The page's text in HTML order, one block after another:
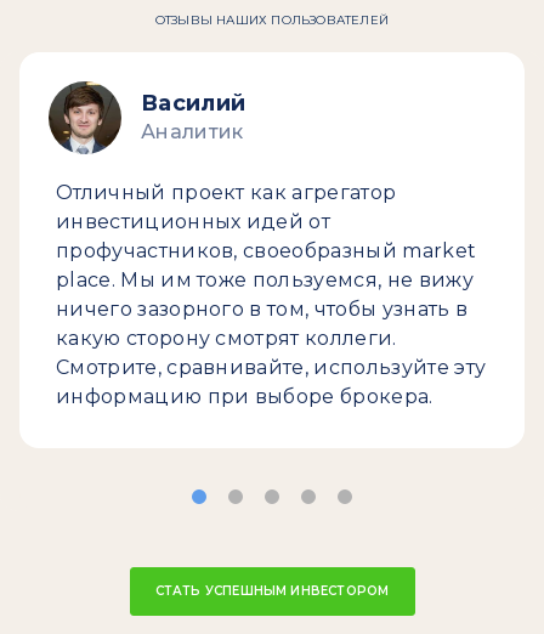
ОТЗЫВЫ НАШИХ ПОЛЬЗОВАТЕЛЕЙ
Василий
Аналитик
Отличный проект как агрегатор
инвестиционных идей от
профучастников, своеобразный market
place. Мы им тоже пользуемся, не вижу
ничего зазорного в том, чтобы узнать в
какую сторону смотрят коллеги.
Смотрите, сравнивайте, используйте эту
информацию при выборе брокера.
СТАТЬ УСПЕШНЫМ ИНВЕСТОРОМ